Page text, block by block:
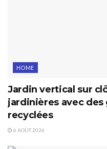
HOME
Jardin vertical sur
jardinières avec des
recyclées
6 AOÛT 2026